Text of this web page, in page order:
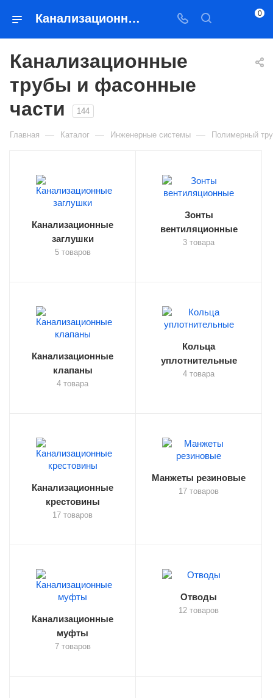
Канализационные трубы и фасонные части – купить в Якутске с доставкой | Востоктехторг 0
Канализационные
трубы и фасонные
части
144
Главная — Каталог — Инженерные системы — Полимерный
Канализационные
заглушки
5 товаров
Зонты
вентиляционные
3 товара
Канализационные
клапаны
4 товара
Кольца
уплотнительные
4 товара
Канализационные
крестовины
17 товаров
Манжеты резиновые
17 товаров
Канализационные
муфты
7 товаров
Отводы
12 товаров